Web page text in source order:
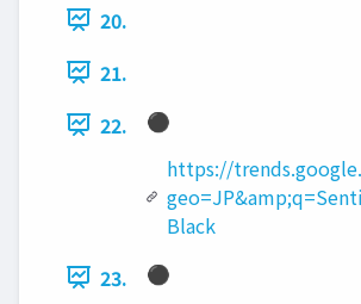
20.
21.
22.
⚫
https://
Black
23.
⚫